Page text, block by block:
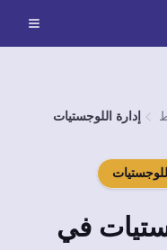
إدارة اللوجستيات
في